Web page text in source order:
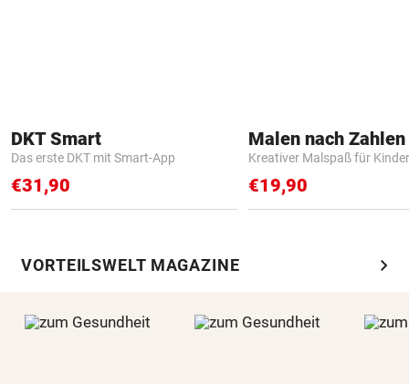
DKT Smart
Das erste DKT mit Smart-App
€31,90
Kreativer Malspaß für Kinder
€19,90
VORTEILSWELT MAGAZINE chevron_right